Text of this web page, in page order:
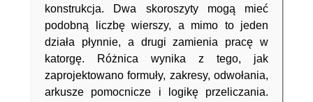
konstrukcja. Dwa skoroszyty mogą mieć
podobną liczbę wierszy, a mimo to jeden
działa płynnie, a drugi zamienia pracę w
katorgę. Różnica wynika z tego, jak
zaprojektowano formuły, zakresy, odwołania,
arkusze pomocnicze i logikę przeliczania.